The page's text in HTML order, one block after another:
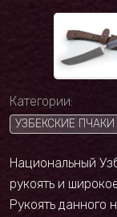
Категории:
УЗБЕКСКИЕ ПЧАКИ
Национальный
рукоять и
Рукоять данного